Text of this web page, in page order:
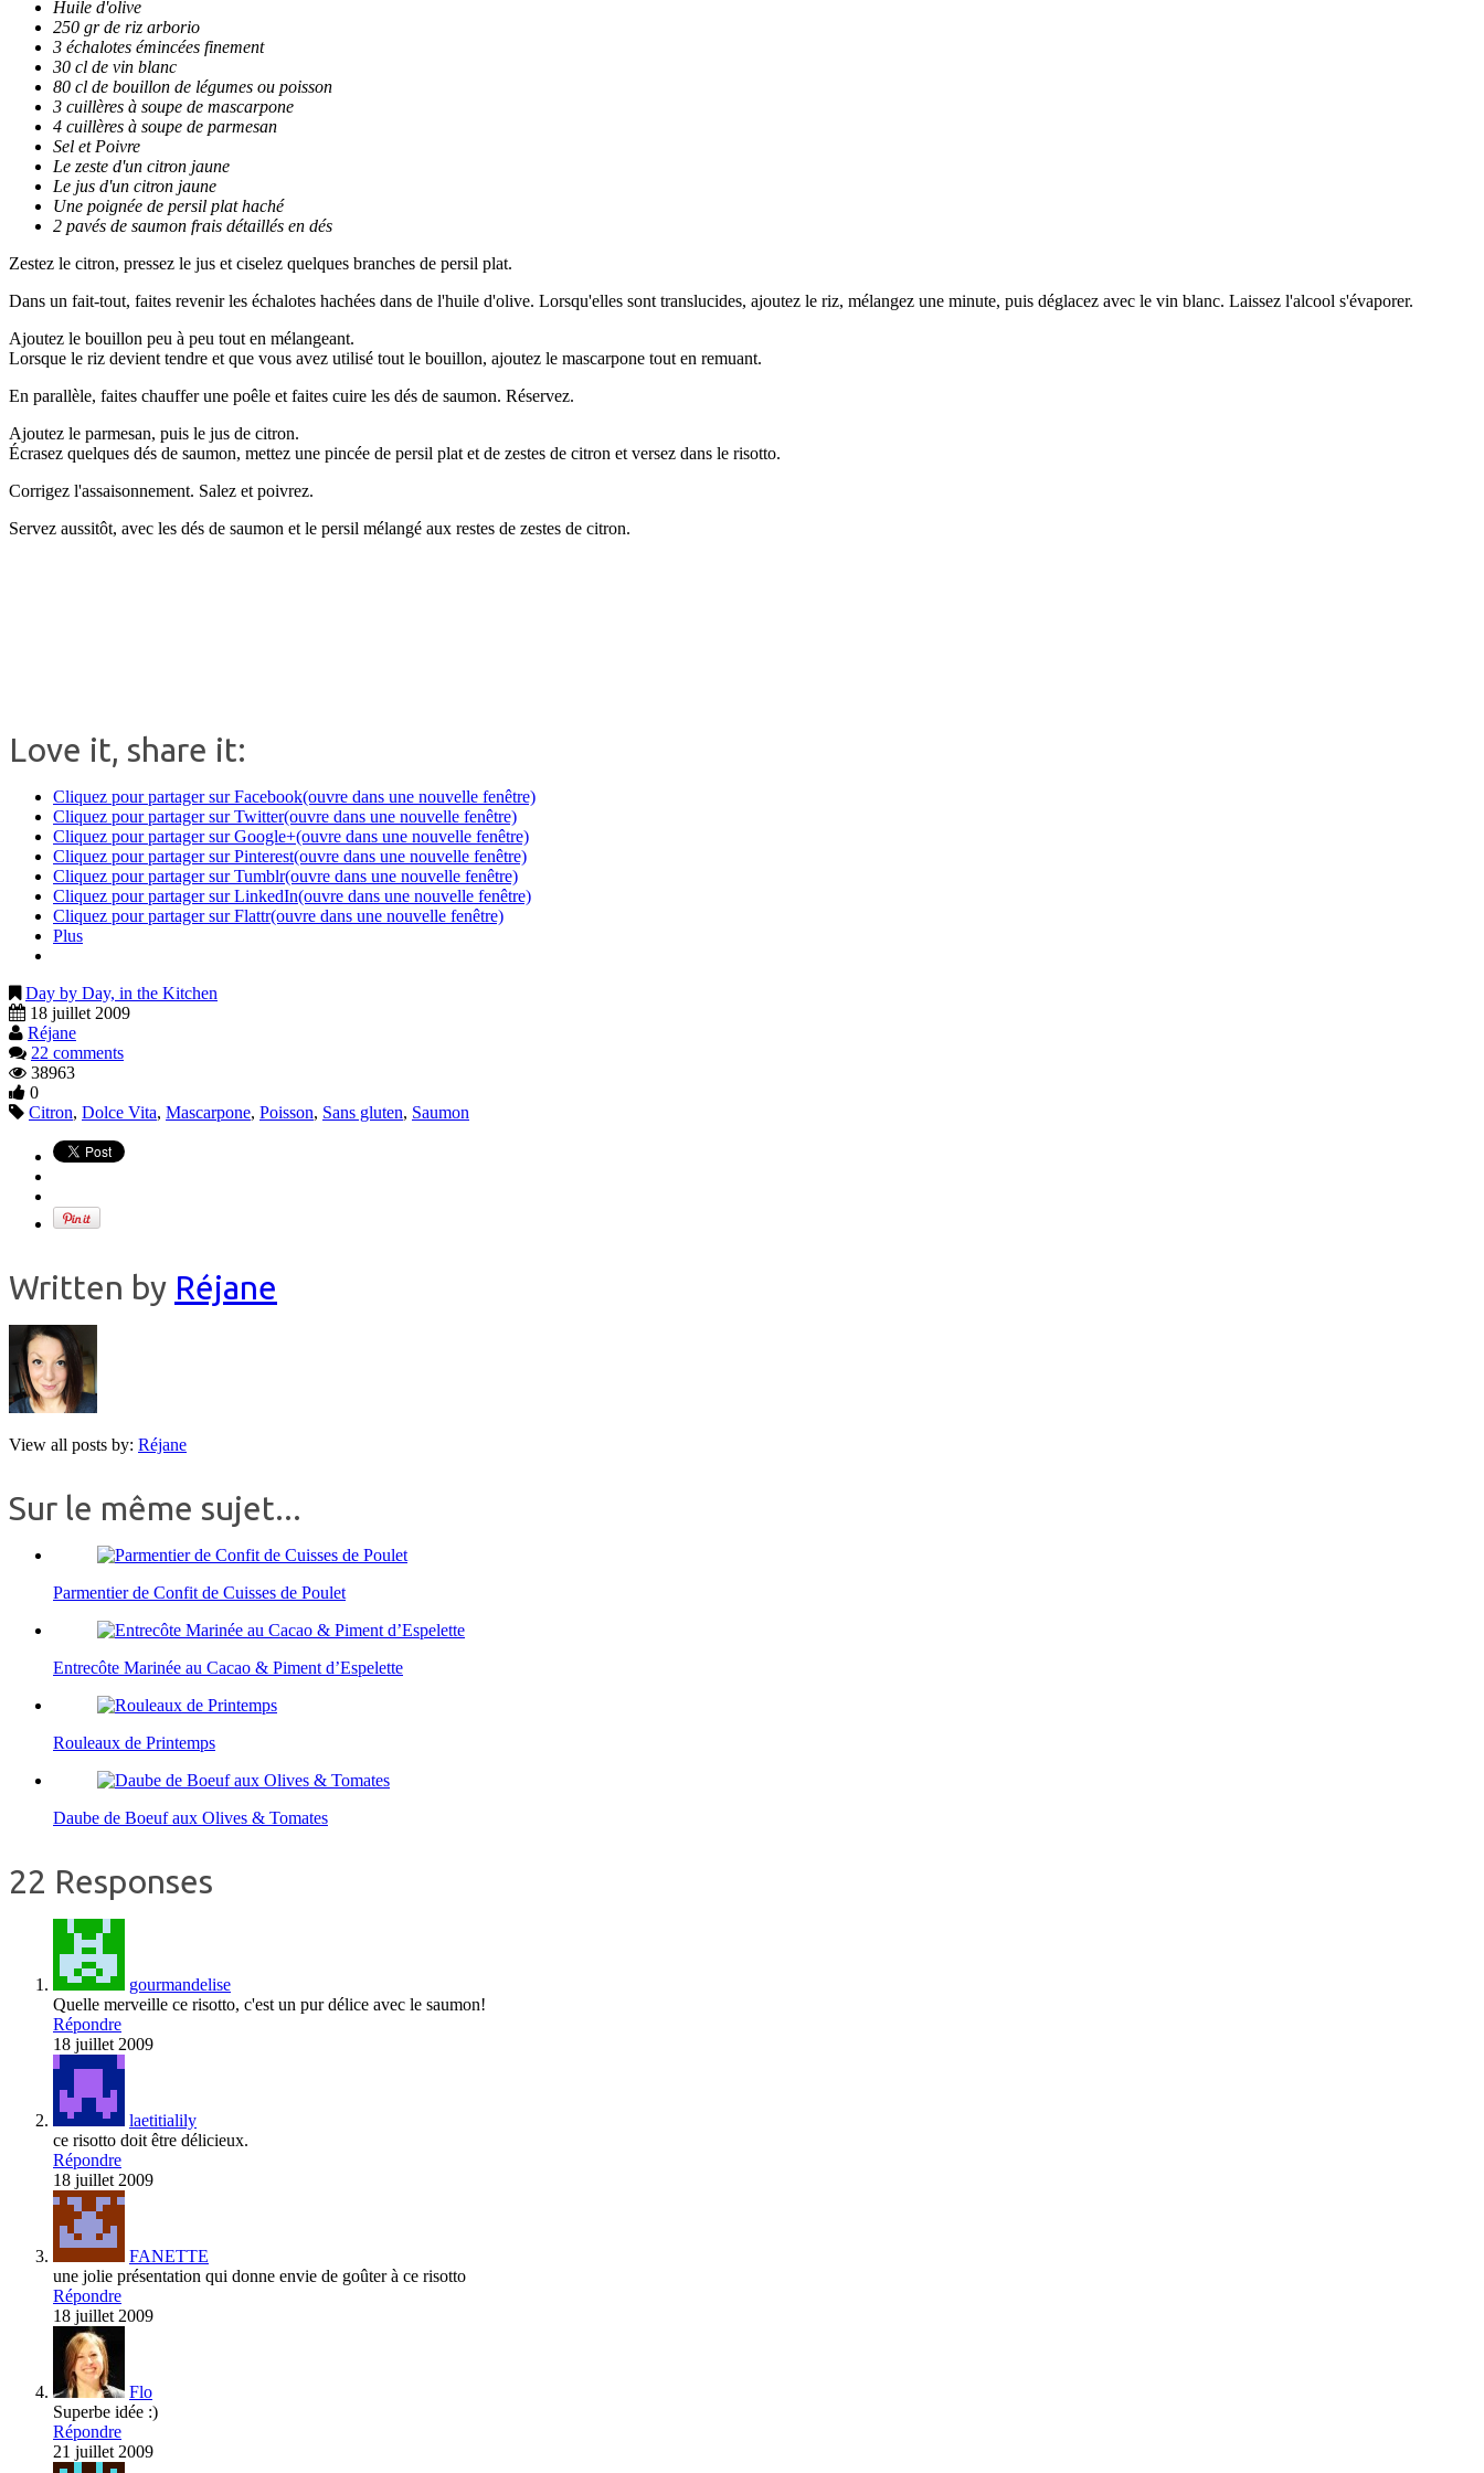
Huile d'olive
250 gr de riz arborio
3 échalotes émincées finement
30 cl de vin blanc
80 cl de bouillon de légumes ou poisson
3 cuillères à soupe de mascarpone
4 cuillères à soupe de parmesan
Sel et Poivre
Le zeste d'un citron jaune
Le jus d'un citron jaune
Une poignée de persil plat haché
2 pavés de saumon frais détaillés en dés
Zestez le citron, pressez le jus et ciselez quelques branches de persil plat.
Dans un fait-tout, faites revenir les échalotes hachées dans de l'huile d'olive. Lorsqu'elles sont translucides, ajoutez le riz, mélangez une minute, puis déglacez avec le vin blanc. Laissez l'alcool s'évaporer.
Ajoutez le bouillon peu à peu tout en mélangeant.
Lorsque le riz devient tendre et que vous avez utilisé tout le bouillon, ajoutez le mascarpone tout en remuant.
En parallèle, faites chauffer une poêle et faites cuire les dés de saumon. Réservez.
Ajoutez le parmesan, puis le jus de citron.
Écrasez quelques dés de saumon, mettez une pincée de persil plat et de zestes de citron et versez dans le risotto.
Corrigez l'assaisonnement. Salez et poivrez.
Servez aussitôt, avec les dés de saumon et le persil mélangé aux restes de zestes de citron.
Love it, share it:
Cliquez pour partager sur Facebook(ouvre dans une nouvelle fenêtre)
Cliquez pour partager sur Twitter(ouvre dans une nouvelle fenêtre)
Cliquez pour partager sur Google+(ouvre dans une nouvelle fenêtre)
Cliquez pour partager sur Pinterest(ouvre dans une nouvelle fenêtre)
Cliquez pour partager sur Tumblr(ouvre dans une nouvelle fenêtre)
Cliquez pour partager sur LinkedIn(ouvre dans une nouvelle fenêtre)
Cliquez pour partager sur Flattr(ouvre dans une nouvelle fenêtre)
Plus
Day by Day, in the Kitchen
18 juillet 2009
Réjane
22 comments
38963
0
Citron, Dolce Vita, Mascarpone, Poisson, Sans gluten, Saumon
Written by Réjane
View all posts by: Réjane
Sur le même sujet...
Parmentier de Confit de Cuisses de Poulet
Entrecôte Marinée au Cacao & Piment d’Espelette
Rouleaux de Printemps
Daube de Boeuf aux Olives & Tomates
22 Responses
gourmandelise
Quelle merveille ce risotto, c'est un pur délice avec le saumon!
Répondre
18 juillet 2009
laetitialily
ce risotto doit être délicieux.
Répondre
18 juillet 2009
FANETTE
une jolie présentation qui donne envie de goûter à ce risotto
Répondre
18 juillet 2009
Flo
Superbe idée :)
Répondre
21 juillet 2009